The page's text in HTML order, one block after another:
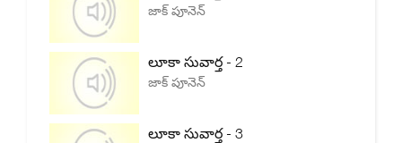
జాక్ పూనెన్
లూకా సువార్త - 2
జాక్ పూనెన్
లూకా సువార్త - 3